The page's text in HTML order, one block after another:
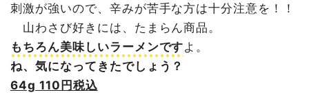
刺激が強いので、辛みが苦手な方は十分注意を！！
山わさび好きには、たまらん商品。
もちろん美味しいラーメンですよ。
ね、気になってきたでしょう？
64g 110円税込